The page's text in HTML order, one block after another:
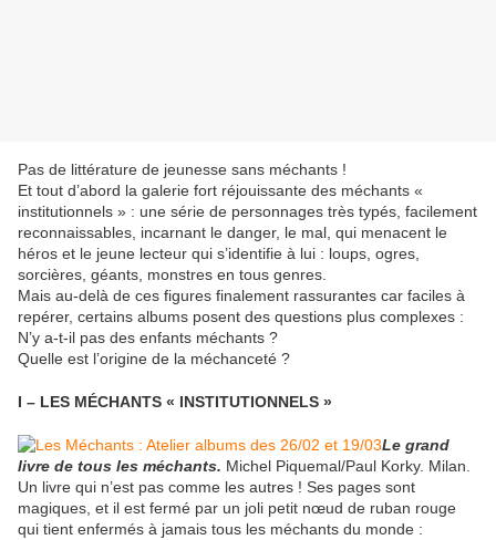
Pas de littérature de jeunesse sans méchants !
Et tout d’abord la galerie fort réjouissante des méchants «
institutionnels » : une série de personnages très typés, facilement
reconnaissables, incarnant le danger, le mal, qui menacent le
héros et le jeune lecteur qui s’identifie à lui : loups, ogres,
sorcières, géants, monstres en tous genres.
Mais au-delà de ces figures finalement rassurantes car faciles à
repérer, certains albums posent des questions plus complexes :
N’y a-t-il pas des enfants méchants ?
Quelle est l’origine de la méchanceté ?
I – LES MÉCHANTS « INSTITUTIONNELS »
Le grand
livre de tous les méchants. Michel Piquemal/Paul Korky. Milan.
Un livre qui n’est pas comme les autres ! Ses pages sont
magiques, et il est fermé par un joli petit nœud de ruban rouge
qui tient enfermés à jamais tous les méchants du monde :